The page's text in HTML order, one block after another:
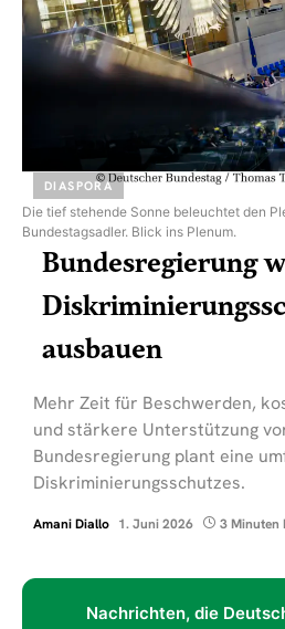
Die tief stehende Sonne beleuchtet den
Bundestagsadler. Blick ins Plenum.
DIASPORA
Bundesregierung
ausbauen
Mehr Zeit für Beschwerden,
und stärkere Unterstützung
Bundesregierung plant eine
Diskriminierungsschutzes.
Amani Diallo 1. Juni 2026 3 Minuten
Nachrichten, die